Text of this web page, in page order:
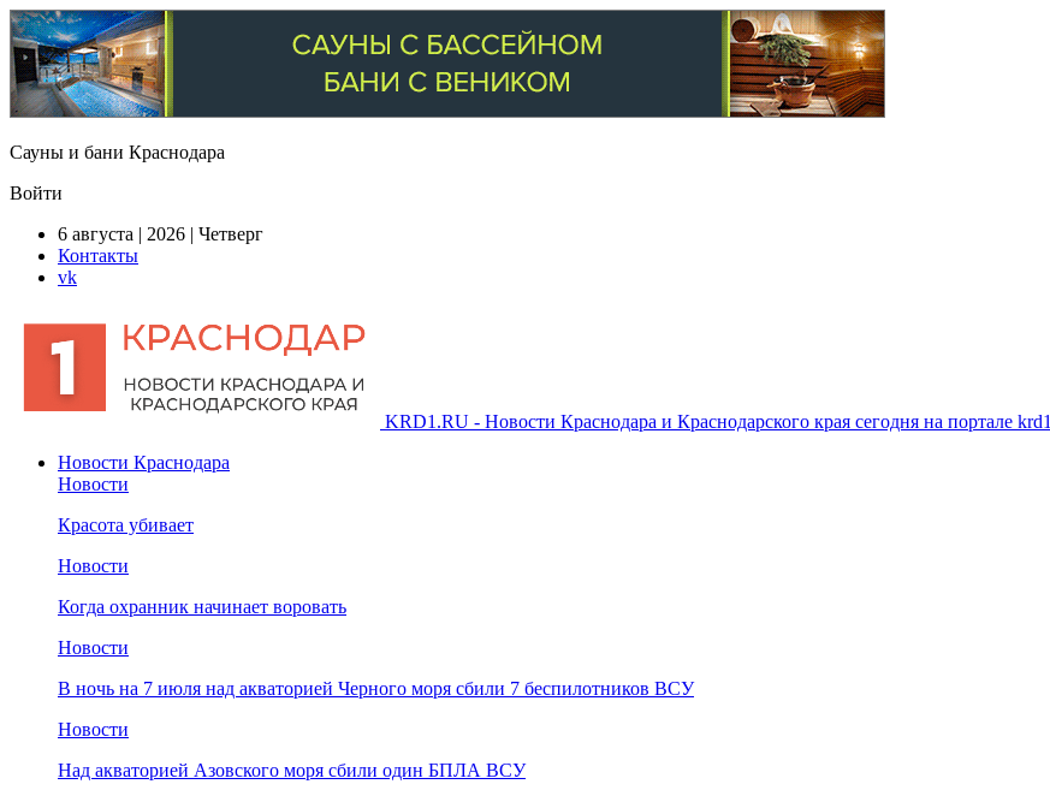
Сауны и бани Краснодара
Войти
6 августа | 2026 | Четверг
Контакты
vk
KRD1.RU - Новости Краснодара и Краснодарского края сегодня на портале krd1
Новости Краснодара
Новости
Красота убивает
Новости
Когда охранник начинает воровать
Новости
В ночь на 7 июля над акваторией Черного моря сбили 7 беспилотников ВСУ
Новости
Над акваторией Азовского моря сбили один БПЛА ВСУ